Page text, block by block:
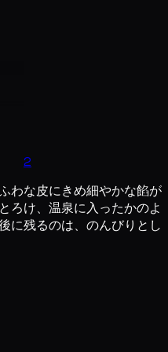
2
わな皮にきめ細やかな餡が
ろけ、温泉に入ったかのよ
に残るのは、のんびりとし